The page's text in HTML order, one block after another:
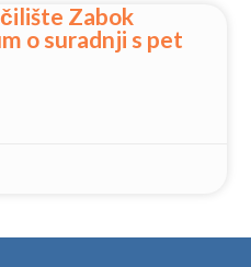
Zabok
o suradnji s pet